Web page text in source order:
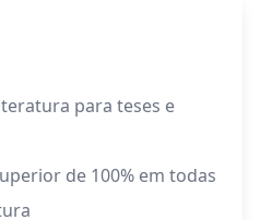
para teses e
de 100% em todas